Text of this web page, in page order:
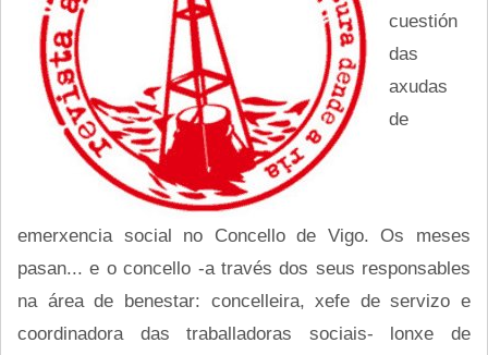
cuestión
das
axudas
de
emerxencia social no Concello de Vigo. Os meses
pasan... e o concello -a través dos seus responsables
na área de benestar: concelleira, xefe de servizo e
coordinadora das traballadoras sociais- lonxe de